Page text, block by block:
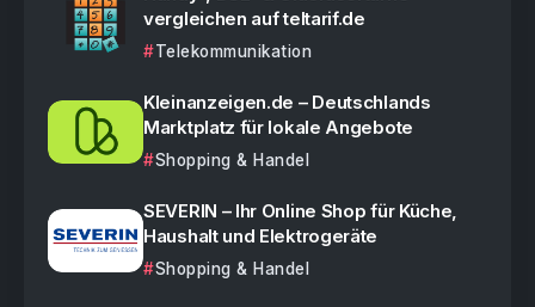
vergleichen auf teltarif.de
Telekommunikation
Kleinanzeigen.de – Deutschlands
Marktplatz für lokale Angebote
Shopping & Handel
SEVERIN – Ihr Online Shop für Küche,
Haushalt und Elektrogeräte
Shopping & Handel